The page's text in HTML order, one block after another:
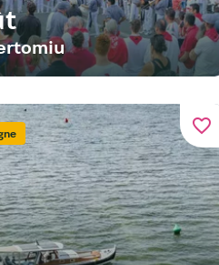
favorite_border